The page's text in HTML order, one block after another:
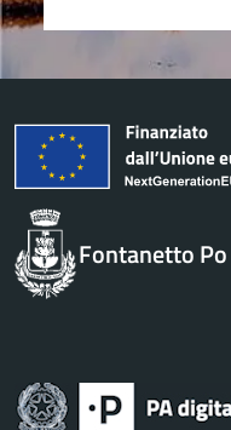
Fontanetto Po